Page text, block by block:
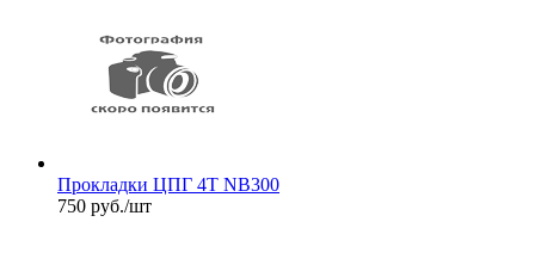
Прокладки ЦПГ 4T NB300
750 руб./шт